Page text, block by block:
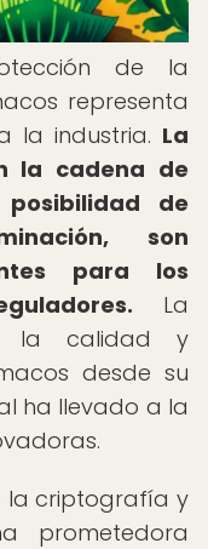
de la
representa
la industria. La
la cadena de
de
son
para los
La
la calidad y
desde su
ha llevado a la
la criptografía y
prometedora